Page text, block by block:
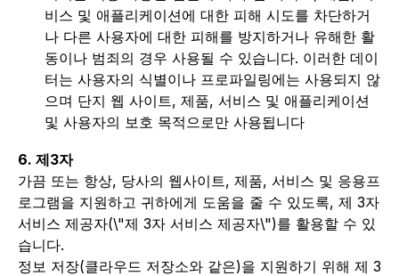
비스 및 애플리케이션에 대한 피해 시도를 차단하거
나 다른 사용자에 대한 피해를 방지하거나 유해한 활
동이나 범죄의 경우 사용될 수 있습니다. 이러한 데이
터는 사용자의 식별이나 프로파일링에는 사용되지 않
으며 단지 웹 사이트, 제품, 서비스 및 애플리케이션
및 사용자의 보호 목적으로만 사용됩니다
6. 제3자
가끔 또는 항상, 당사의 웹사이트, 제품, 서비스 및 응용프
로그램을 지원하고 귀하에게 도움을 줄 수 있도록, 제 3자
서비스 제공자(\"제 3자 서비스 제공자\")를 활용할 수 있
습니다.
정보 저장(클라우드 저장소와 같은)을 지원하기 위해 제 3